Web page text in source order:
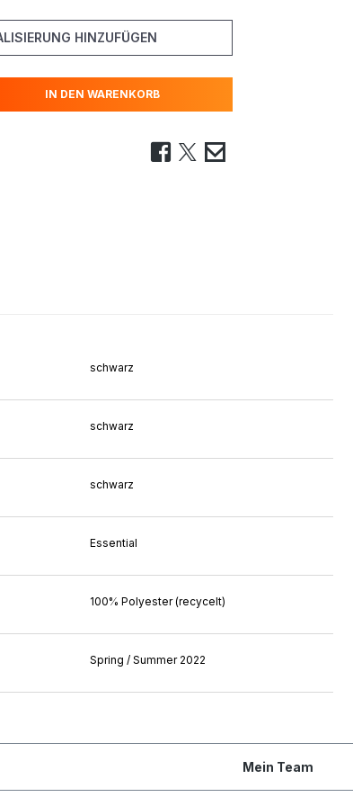
HINZUFÜGEN
IN DEN WARENKORB
schwarz
schwarz
schwarz
Essential
100% Polyester (recycelt)
Spring / Summer 2022
Mein Team